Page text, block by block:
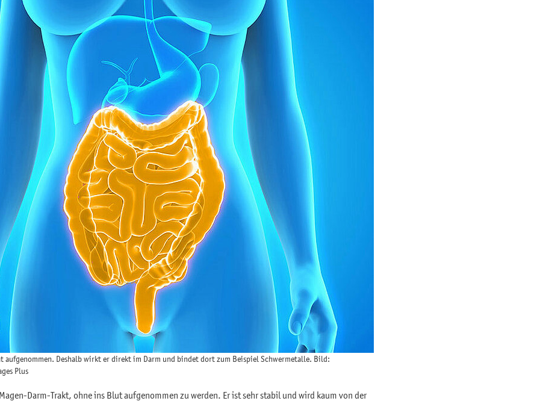
aufgenommen. Deshalb wirkt er direkt im Darm und bindet dort zum Beispiel Schwermetalle. Bild:
Plus
Darm-Trakt, ohne ins Blut aufgenommen zu werden. Er ist sehr stabil und wird kaum von der